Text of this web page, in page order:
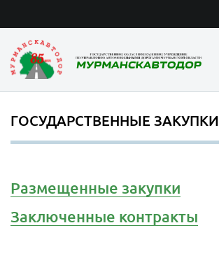
ГОСУДАРСТВЕННЫЕ ЗАКУПКИ
Размещенные закупки
Заключенные контракты